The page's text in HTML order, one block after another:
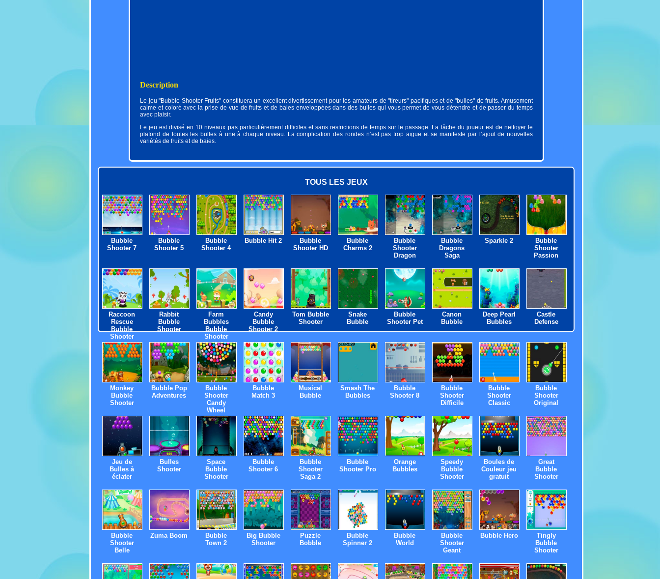
Description
Le jeu "Bubble Shooter Fruits" constituera un excellent divertissement pour les amateurs de "tireurs" pacifiques et de "bulles" de fruits. Amusement
calme et coloré avec la prise de vue de fruits et de baies enveloppées dans des bulles qui vous permet de vous détendre et de passer du temps
avec plaisir.
Le jeu est divisé en 10 niveaux pas particulièrement difficiles et sans restrictions de temps sur le passage. La tâche du joueur est de nettoyer le
plafond de toutes les bulles à une à chaque niveau. La complication des rondes n’est pas trop aiguë et se manifeste par l’ajout de nouvelles
variétés de fruits et de baies.
TOUS LES JEUX
Bubble
Shooter 7
Bubble
Shooter 5
Bubble
Shooter 4
Bubble Hit 2
Bubble
Shooter HD
Bubble
Charms 2
Bubble
Shooter
Dragon
Bubble
Dragons
Saga
Sparkle 2
Bubble
Shooter
Passion
Raccoon
Rescue
Bubble
Shooter
Rabbit
Bubble
Shooter
Farm
Bubbles
Bubble
Shooter
Candy
Bubble
Shooter 2
Tom Bubble
Shooter
Snake
Bubble
Bubble
Shooter Pet
Canon
Bubble
Deep Pearl
Bubbles
Castle
Defense
Monkey
Bubble
Shooter
Bubble Pop
Adventures
Bubble
Shooter
Candy
Wheel
Bubble
Match 3
Musical
Bubble
Smash The
Bubbles
Bubble
Shooter 8
Bubble
Shooter
Difficile
Bubble
Shooter
Classic
Bubble
Shooter
Original
Jeu de
Bulles à
éclater
Bulles
Shooter
Space
Bubble
Shooter
Bubble
Shooter 6
Bubble
Shooter
Saga 2
Bubble
Shooter Pro
Orange
Bubbles
Speedy
Bubble
Shooter
Boules de
Couleur jeu
gratuit
Great
Bubble
Shooter
Bubble
Shooter
Belle
Zuma Boom
Bubble
Town 2
Big Bubble
Shooter
Puzzle
Bobble
Bubble
Spinner 2
Bubble
World
Bubble
Shooter
Geant
Bubble Hero
Tingly
Bubble
Shooter